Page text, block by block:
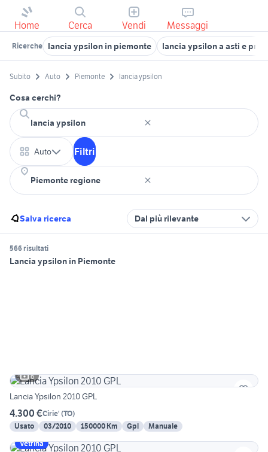
Home Cerca Vendi Messaggi
Ricerche lancia ypsilon in piemonte lancia ypsilon a asti e
Subito Auto Piemonte lancia ypsilon
Cosa cerchi?
Auto Filtri
Salva ricerca Dal più rilevante
566 risultati
Lancia ypsilon in Piemonte
6
Lancia Ypsilon 2010 GPL
4.300 €Cirie' (TO)
Usato
03/2010 150000 Km Gpl
Manuale
Vetrina